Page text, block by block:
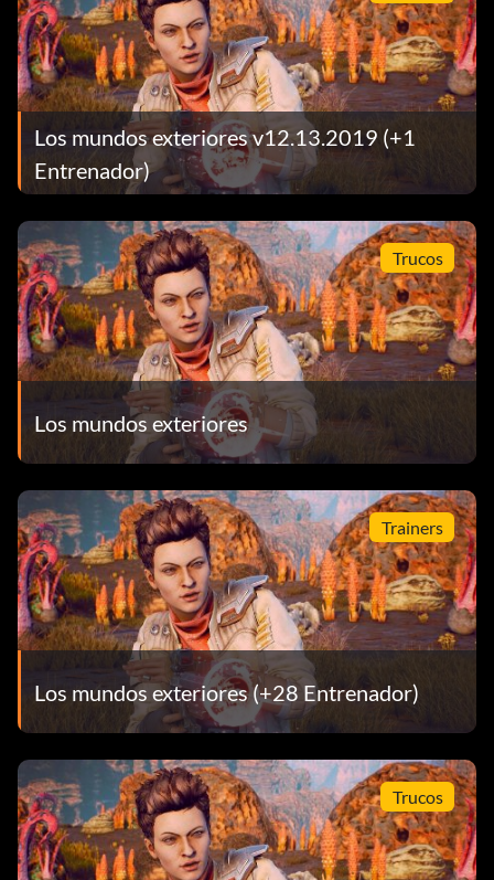
Los mundos exteriores v12.13.2019 (+1
Entrenador)
Trucos
Los mundos exteriores
Trainers
Los mundos exteriores (+28 Entrenador)
Trucos